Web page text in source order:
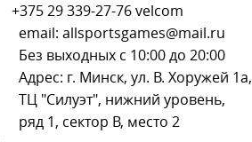
+375 29 339-27-76velcom
email: allsportsgames@mail.ru
Без выходных с 10:00 до 20:00
Адрес: г. Минск, ул. В. Хоружей 1а,
ТЦ "Силуэт", нижний уровень,
ряд 1, сектор В, место 2